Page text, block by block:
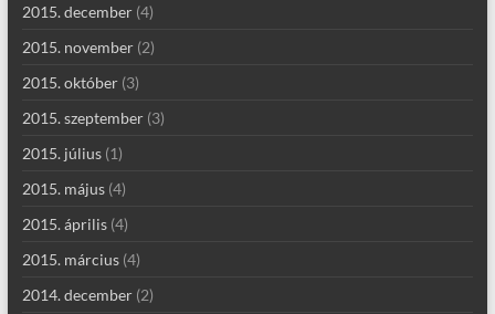
2015. december(4)
2015. november(2)
2015. október(3)
2015. szeptember(3)
2015. július(1)
2015. május(4)
2015. április(4)
2015. március(4)
2014. december(2)